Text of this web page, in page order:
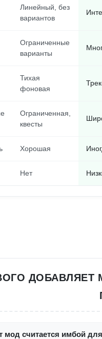
Линейный, без
вариантов
Ограниченные
варианты
Тихая
фоновая
Ограниченная,
квесты
Хорошая
Нет
ДОБАВЛЯЕТ
мод считается имбой